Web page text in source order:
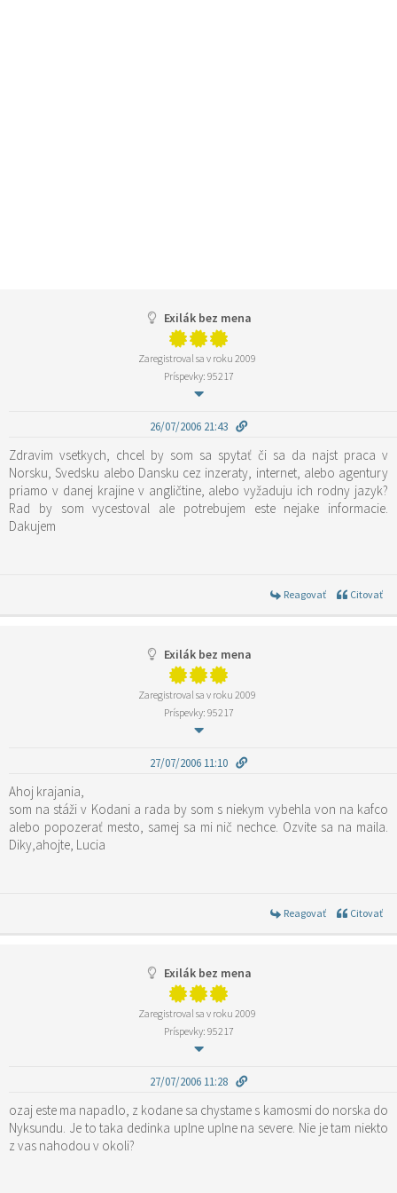
Exilák bez mena
Zaregistroval sa v roku 2009
Príspevky: 95217
26/07/2006 21:43
Zdravim vsetkych, chcel by som sa spytať či sa da najst praca v
Norsku, Svedsku alebo Dansku cez inzeraty, internet, alebo agentury
priamo v danej krajine v angličtine, alebo vyžaduju ich rodny jazyk?
Rad by som vycestoval ale potrebujem este nejake informacie.
Dakujem
Reagovať Citovať
Exilák bez mena
Zaregistroval sa v roku 2009
Príspevky: 95217
27/07/2006 11:10
Ahoj krajania,
som na stáži v Kodani a rada by som s niekym vybehla von na kafco
alebo popozerať mesto, samej sa mi nič nechce. Ozvite sa na maila.
Diky,ahojte, Lucia
Reagovať Citovať
Exilák bez mena
Zaregistroval sa v roku 2009
Príspevky: 95217
27/07/2006 11:28
ozaj este ma napadlo, z kodane sa chystame s kamosmi do norska do
Nyksundu. Je to taka dedinka uplne uplne na severe. Nie je tam niekto
z vas nahodou v okoli?